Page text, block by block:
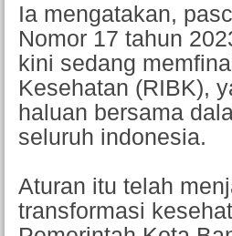
Ia mengatakan,
Nomor 17 tahun
kini sedang
Kesehatan (RIBK),
haluan bersama
seluruh indonesia.
Aturan itu telah
transformasi